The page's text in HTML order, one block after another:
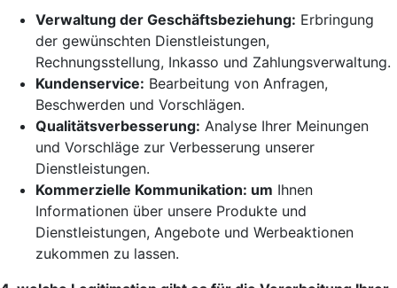
Verwaltung der Geschäftsbeziehung: Erbringung
der gewünschten Dienstleistungen,
Rechnungsstellung, Inkasso und Zahlungsverwaltung.
Kundenservice: Bearbeitung von Anfragen,
Beschwerden und Vorschlägen.
Qualitätsverbesserung: Analyse Ihrer Meinungen
und Vorschläge zur Verbesserung unserer
Dienstleistungen.
Kommerzielle Kommunikation: um Ihnen
Informationen über unsere Produkte und
Dienstleistungen, Angebote und Werbeaktionen
zukommen zu lassen.